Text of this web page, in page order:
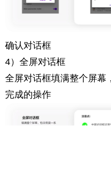
确认对话框
4）全屏对话框
全屏对话框填满整个屏幕
完成的操作